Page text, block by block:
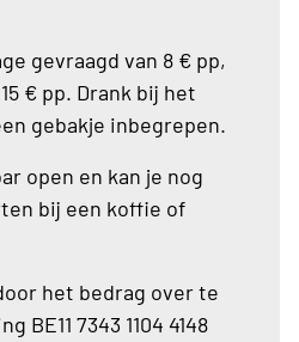
gevraagd van 8 € pp,
€ pp. Drank bij het
gebakje inbegrepen.
open en kan je nog
bij een koffie of
het bedrag over te
BE11 7343 1104 4148